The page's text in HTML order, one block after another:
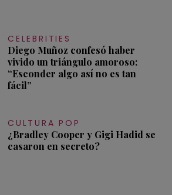
CELEBRITIES
Diego Muñoz confesó haber
vivido un triángulo amoroso:
“Esconder algo así no es tan
fácil”
CULTURA POP
¿Bradley Cooper y Gigi Hadid se
casaron en secreto?